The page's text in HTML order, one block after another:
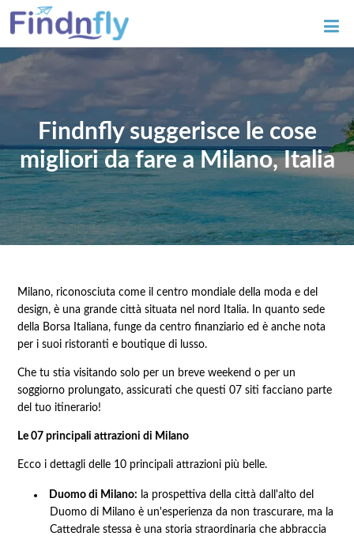
Findnfly suggerisce le cose
migliori da fare a Milano, Italia
Milano, riconosciuta come il centro mondiale della moda e del
design, è una grande città situata nel nord Italia. In quanto sede
della Borsa Italiana, funge da centro finanziario ed è anche nota
per i suoi ristoranti e boutique di lusso.
Che tu stia visitando solo per un breve weekend o per un
soggiorno prolungato, assicurati che questi 07 siti facciano parte
del tuo itinerario!
Le 07 principali attrazioni di Milano
Ecco i dettagli delle 10 principali attrazioni più belle.
Duomo di Milano: la prospettiva della città dall'alto del
Duomo di Milano è un'esperienza da non trascurare, ma la
Cattedrale stessa è una storia straordinaria che abbraccia